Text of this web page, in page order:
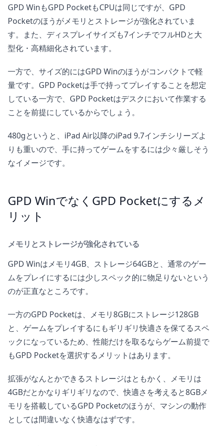
GPD WinもGPD PocketもCPUは同じですが、GPD
Pocketのほうがメモリとストレージが強化されていま
す。また、ディスプレイサイズも7インチでフルHDと大
型化・高精細化されています。
一方で、サイズ的にはGPD Winのほうがコンパクトで軽
量です。GPD Pocketは手で持ってプレイすることを想定
している一方で、GPD Pocketはデスクにおいて作業する
ことを前提にしているからでしょう。
480gというと、iPad Air以降のiPad 9.7インチシリーズよ
りも重いので、手に持ってゲームをするには少々厳しそう
なイメージです。
GPD WinでなくGPD Pocketにするメ
リット
メモリとストレージが強化されている
GPD Winはメモリ4GB、ストレージ64GBと、通常のゲー
ムをプレイにするには少しスペック的に物足りないという
のが正直なところです。
一方のGPD Pocketは、メモリ8GBにストレージ128GB
と、ゲームをプレイするにもギリギリ快適さを保てるスペ
ックになっているため、性能だけを取るならゲーム前提で
もGPD Pocketを選択するメリットはあります。
拡張がなんとかできるストレージはともかく、メモリは
4GBだとかなりギリギリなので、快適さを考えると8GBメ
モリを搭載しているGPD Pocketのほうが、マシンの動作
としては間違いなく快適なはずです。